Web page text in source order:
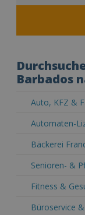
Barbados
Auto, KFZ &
Automaten-
Bäckerei
Senioren- &
Fitness &
Büroservice